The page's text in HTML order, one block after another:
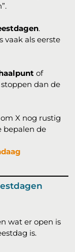
.
vaak als eerste
of
dan de
X nog rustig
bepalen de
wat er open is
is.